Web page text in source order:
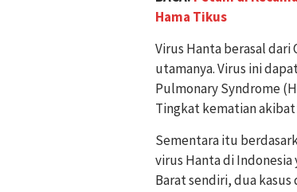
Hama Tikus
Virus Hanta berasal
utamanya. Virus ini
Pulmonary Syndrome
Tingkat kematian akibat
Sementara itu
virus Hanta di
Barat sendiri, dua